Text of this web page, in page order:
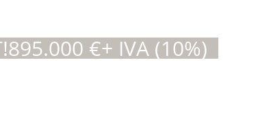
895.000 €+ IVA (10%)